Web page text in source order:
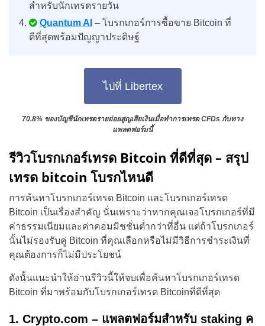
สำหรับนักเทรดรายวัน
Quantum AI – โบรกเกอร์การซื้อขาย Bitcoin ที่
ดีที่สุดพร้อมปัญญาประดิษฐ์
ไปที่ Libertex
70.8% ของบัญชีนักเทรดรายย่อยสูญเสียเงินเมื่อทำการเทรด CFDs กับทาง
แพลตฟอร์มนี้
รีวิวโบรกเกอร์เทรด Bitcoin ที่ดีที่สุด – สรุป
เทรด bitcoin โบรกไหนดี
การค้นหาโบรกเกอร์เทรด Bitcoin และโบรกเกอร์เทรด
Bitcoin เป็นเรื่องสำคัญ นั่นเพราะว่าหากคุณเจอโบรกเกอร์ที่มี
ค่าธรรมเนียมและค่าคอมมิชชั่นต่ำกว่าที่อื่น แต่ถ้าโบรกเกอร์
นั้นไม่รองรับคู่ Bitcoin ที่คุณเลือกหรือไม่มีวิธีการชำระเงินที่
คุณต้องการก็ไม่มีประโยชน์
ดังนั้นแนะนำให้อ่านรีวิวนี้ให้จบเพื่อค้นหาโบรกเกอร์เทรด
Bitcoin ที่มาพร้อมกับโบรกเกอร์เทรด Bitcoinที่ดีที่สุด
1. Crypto.com – แพลตฟอร์มสำหรับ staking ค